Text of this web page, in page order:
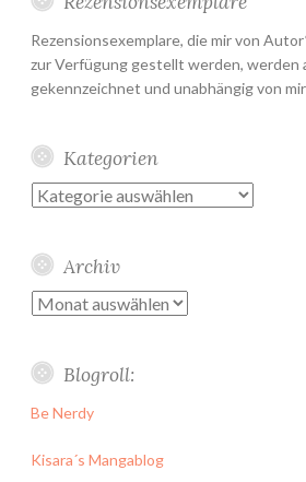
Rezensionsexemplare, die mir von
zur Verfügung gestellt werden, werden
gekennzeichnet und unabhängig von
Kategorien
Kategorien
Archiv
Archiv
Blogroll:
Be Nerdy
Kisara´s Mangablog